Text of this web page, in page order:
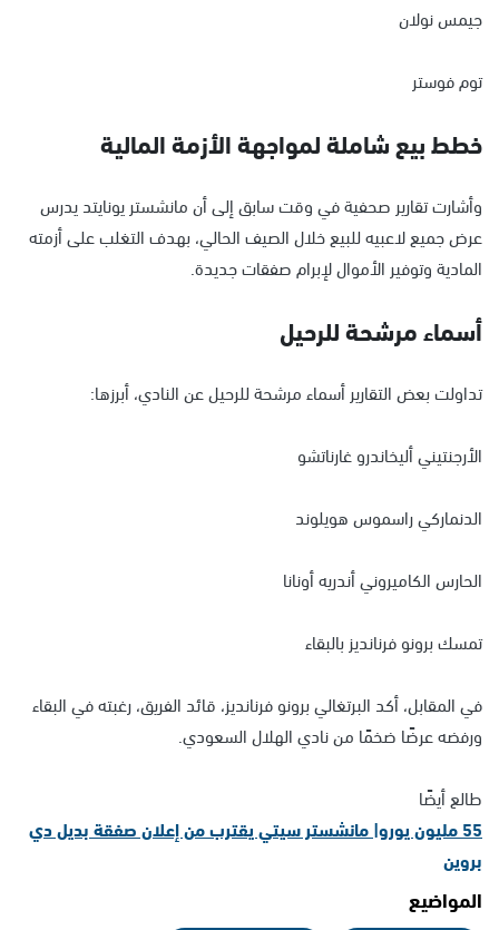
جيمس نولان
توم فوستر
خطط بيع شاملة لمواجهة الأزمة المالية
وأشارت تقارير صحفية في وقت سابق إلى أن مانشستر يونايتد يدرس
عرض جميع لاعبيه للبيع خلال الصيف الحالي، بهدف التغلب على أزمته
المادية وتوفير الأموال لإبرام صفقات جديدة.
أسماء مرشحة للرحيل
تداولت بعض التقارير أسماء مرشحة للرحيل عن النادي، أبرزها:
الأرجنتيني أليخاندرو غارناتشو
الدنماركي راسموس هويلوند
الحارس الكاميروني أندريه أونانا
تمسك برونو فرنانديز بالبقاء
في المقابل، أكد البرتغالي برونو فرنانديز، قائد الفريق، رغبته في البقاء
ورفضه عرضًا ضخمًا من نادي الهلال السعودي.
طالع أيضًا
55 مليون يورو| مانشستر سيتي يقترب من إعلان صفقة بديل دي
بروين
المواضيع